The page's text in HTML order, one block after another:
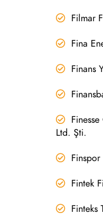
Filmar
Fina
Finans
Ltd. Şti.
Fintek
Finteks